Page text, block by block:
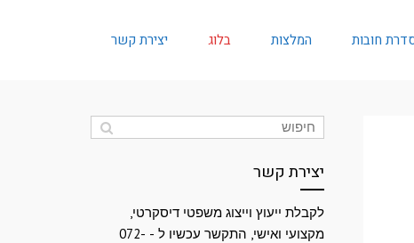
חובות המלצות בלוג יצירת קשר
יצירת קשר
לקבלת ייעוץ וייצוג משפטי דיסקרטי,
מקצועי ואישי, התקשר עכשיו ל - 072-